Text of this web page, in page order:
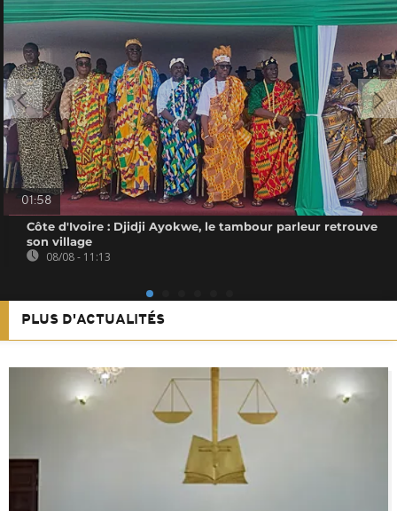
01:58
Côte d'Ivoire : Djidji Ayokwe, le tambour parleur retrouve
son village
08/08 - 11:13
PLUS D'ACTUALITÉS